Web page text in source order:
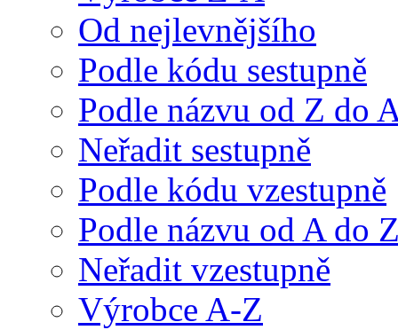
Od nejlevnějšího
Podle kódu sestupně
Podle názvu od Z do
Neřadit sestupně
Podle kódu vzestupně
Podle názvu od A do
Neřadit vzestupně
Výrobce A-Z